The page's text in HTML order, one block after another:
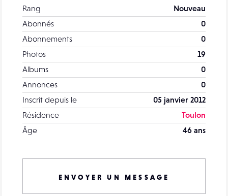
Rang
Nouveau
Abonnés
0
Abonnements
0
Photos
19
Albums
0
Annonces
0
Inscrit depuis le
05 janvier 2012
Résidence
Toulon
Âge
46 ans
ENVOYER UN MESSAGE